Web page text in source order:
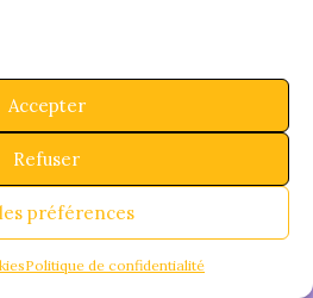
Accepter
Refuser
préférences
Politique de confidentialité